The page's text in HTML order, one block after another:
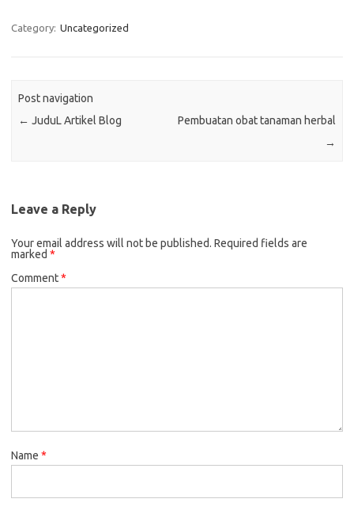
c
o
k
i
r
a
a
Category: Uncategorized
Post navigation
← JuduL Artikel Blog
Pembuatan obat tanaman herbal
→
Leave a Reply
Your email address will not be published. Required fields are
marked *
Comment*
Name *